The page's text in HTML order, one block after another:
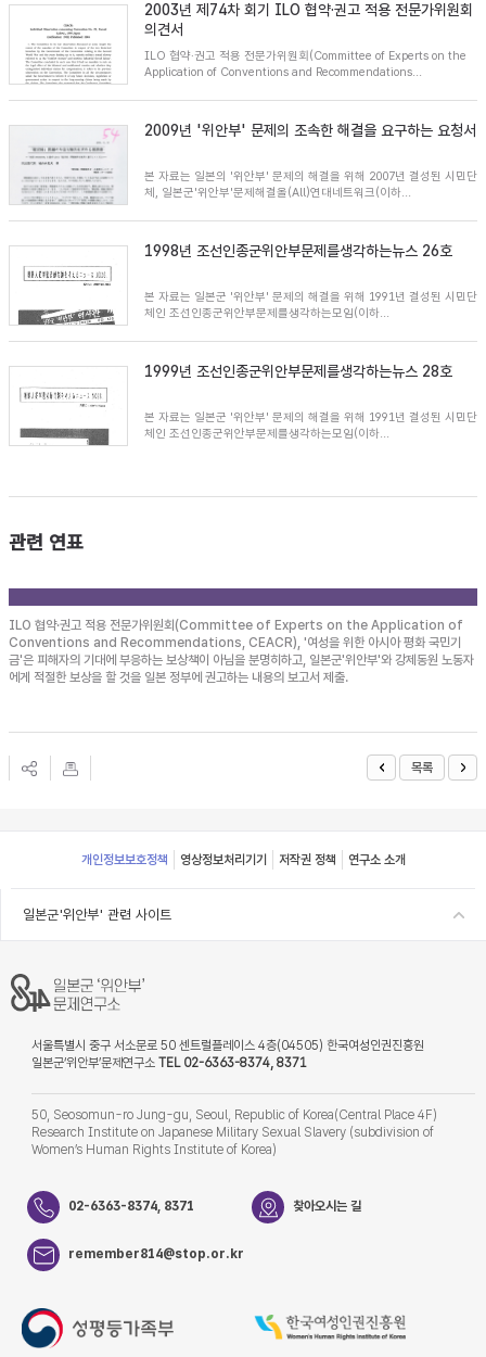
2003년 제74차 회기 ILO 협약·권고 적용 전문가위원회
의견서
ILO 협약·권고 적용 전문가위원회(Committee of Experts on the
Application of Conventions and Recommendations...
2009년 '위안부' 문제의 조속한 해결을 요구하는 요청서
본 자료는 일본의 '위안부' 문제의 해결을 위해 2007년 결성된 시민단
체, 일본군'위안부'문제해결올(All)연대네트워크(이하...
1998년 조선인종군위안부문제를생각하는뉴스 26호
본 자료는 일본군 '위안부' 문제의 해결을 위해 1991년 결성된 시민단
체인 조선인종군위안부문제를생각하는모임(이하...
1999년 조선인종군위안부문제를생각하는뉴스 28호
본 자료는 일본군 '위안부' 문제의 해결을 위해 1991년 결성된 시민단
체인 조선인종군위안부문제를생각하는모임(이하...
관련 연표
ILO 협약·권고 적용 전문가위원회(Committee of Experts on the Application of
Conventions and Recommendations, CEACR), '여성을 위한 아시아 평화 국민기
금'은 피해자의 기대에 부응하는 보상책이 아님을 분명히하고, 일본군'위안부'와 강제동원 노동자
에게 적절한 보상을 할 것을 일본 정부에 권고하는 내용의 보고서 제출.
목록
Footer
개인정보보호정책 영상정보처리기기 저작권 정책 연구소 소개
일본군'위안부' 관련 사이트
서울특별시 중구 서소문로 50 센트럴플레이스 4층(04505) 한국여성인권진흥원
일본군‘위안부’문제연구소 TEL 02-6363-8374, 8371
50, Seosomun-ro Jung-gu, Seoul, Republic of Korea(Central Place 4F)
Research Institute on Japanese Military Sexual Slavery (subdivision of
Women’s Human Rights Institute of Korea)
02-6363-8374, 8371 찾아오시는 길
remember814@stop.or.kr